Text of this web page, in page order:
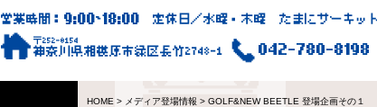
営業時間：9:00~18:00 定休日／水曜・木曜 たまにサーキッ
〒252-0154
神奈川県相模原市緑区長竹2748-1 042-780-8198
HOME > メディア登場情報 > GOLF&NEW BEETLE 登場企画その１